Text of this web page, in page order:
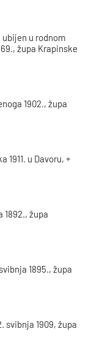
u rodnom
župa Krapinske
1902., župa
1911. u Davoru, +
1892., župa
1895., župa
svibnja 1909, župa